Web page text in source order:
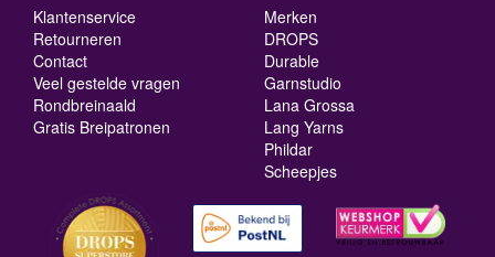
Klantenservice
Retourneren
Contact
Veel gestelde vragen
Rondbreinaald
Gratis Breipatronen
Merken
DROPS
Durable
Garnstudio
Lana Grossa
Lang Yarns
Phildar
Scheepjes